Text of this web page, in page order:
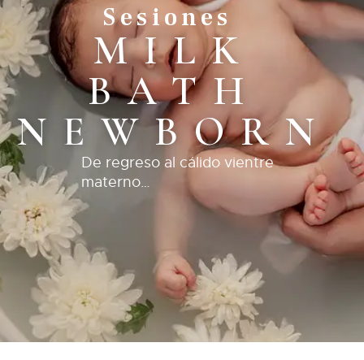
Sesiones
MILK
BATH
NEWBORN
De regreso al cálido vientre
materno…